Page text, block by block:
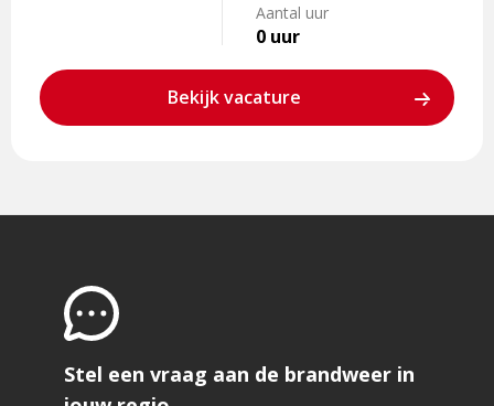
Aantal uur
0 uur
Bekijk vacature
Stel een vraag aan de brandweer in